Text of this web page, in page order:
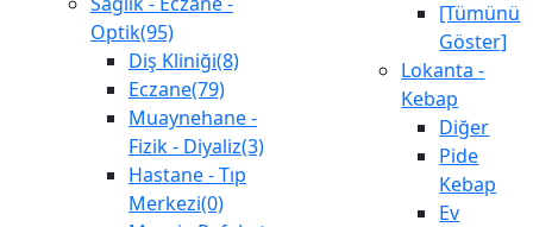
Optik(95)
Diş Kliniği(8)
Eczane(79)
Muaynehane -
Fizik - Diyaliz(3)
Hastane - Tıp
Merkezi(0)
[Tümünü
Göster]
Lokanta -
Kebap
Diğer
Pide
Kebap
Ev